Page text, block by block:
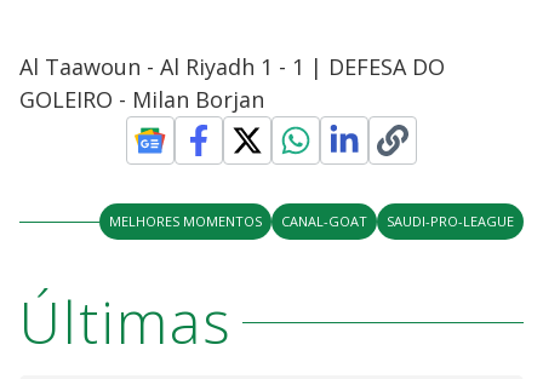
Al Taawoun - Al Riyadh 1 - 1 | DEFESA DO
GOLEIRO - Milan Borjan
MELHORES MOMENTOS CANAL-GOAT SAUDI-PRO-LEAGUE
Últimas